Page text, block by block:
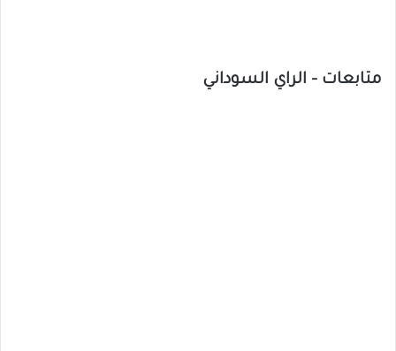
متابعات – الراي السوداني